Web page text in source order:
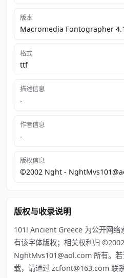
版本
Macromedia Fontographer
格式
ttf
描述信息
-
作者信息
-
版权信息
©2002 Nght -
版权与收录说明
101! Ancient Greece 为公开网络
有该字体版权；相关权利归
NghtMvs101@aol.com 所有。若
载，请通过 zcfont@163.com 联